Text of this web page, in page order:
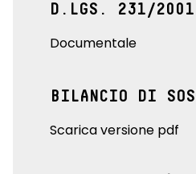
D.LGS. 231/2001
Documentale
BILANCIO DI
Scarica versione pdf